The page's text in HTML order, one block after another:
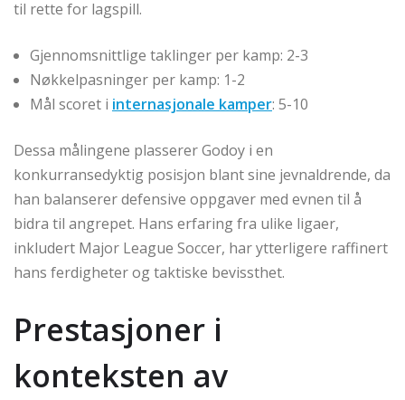
til rette for lagspill.
Gjennomsnittlige taklinger per kamp: 2-3
Nøkkelpasninger per kamp: 1-2
Mål scoret i internasjonale kamper: 5-10
Dessa målingene plasserer Godoy i en
konkurransedyktig posisjon blant sine jevnaldrende, da
han balanserer defensive oppgaver med evnen til å
bidra til angrepet. Hans erfaring fra ulike ligaer,
inkludert Major League Soccer, har ytterligere raffinert
hans ferdigheter og taktiske bevissthet.
Prestasjoner i
konteksten av